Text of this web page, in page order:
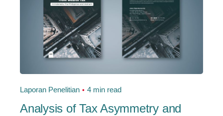
Laporan Penelitian 4 min read
Analysis of Tax Asymmetry and